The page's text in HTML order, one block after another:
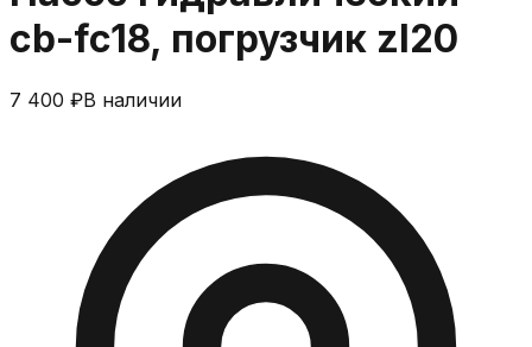
cb-fc18, погрузчик zl20
7 400 ₽В наличии